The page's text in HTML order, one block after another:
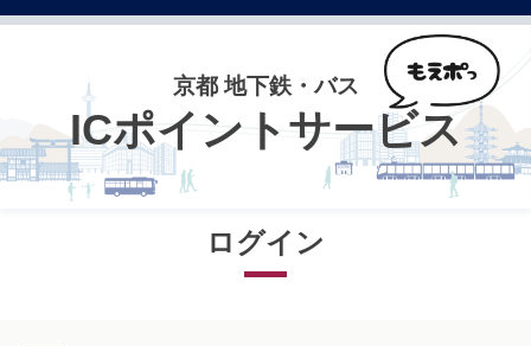
京都 地下鉄・バス
ICポイントサービス
ログイン